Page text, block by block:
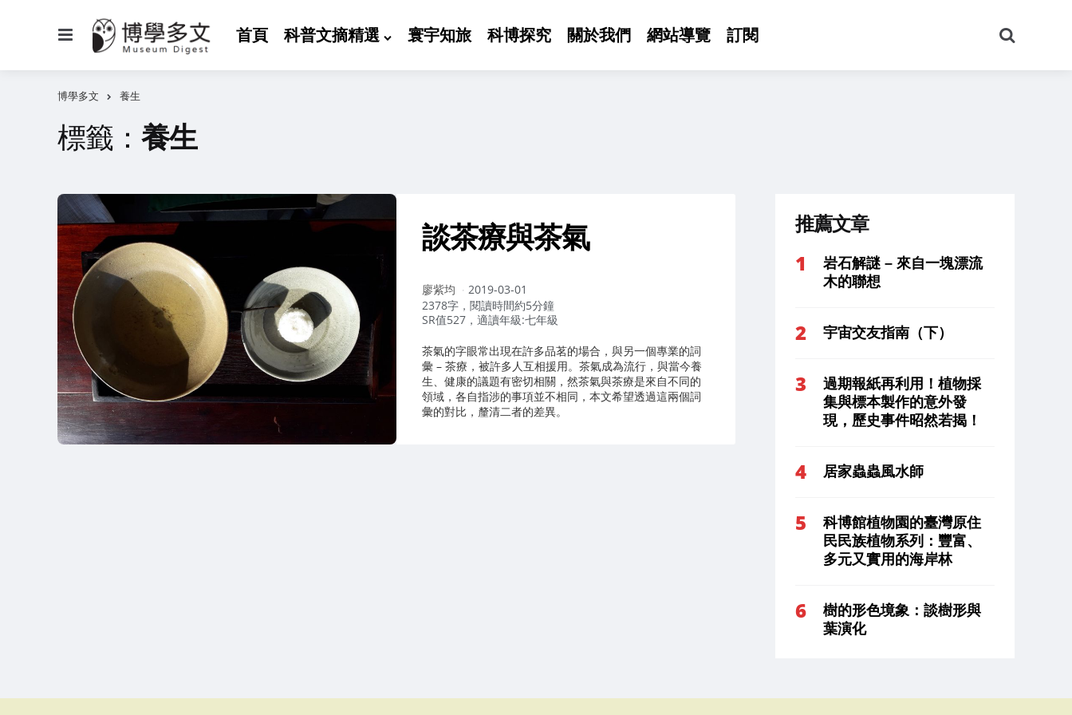
首頁 科普文摘精選 寰宇知旅 科博探究 關於我們 網站導覽 訂閱
尋
博學多文 養生
標籤： 養生
談茶療與茶氣
作
者：
廖紫均
2019-03-01
2378字，閱讀時間約5分鐘
SR值527，適讀年級:七年級
茶氣的字眼常出現在許多品茗的場合，與另一個專業的詞
彙 – 茶療，被許多人互相援用。茶氣成為流行，與當今養
生、健康的議題有密切相關，然茶氣與茶療是來自不同的
領域，各自指涉的事項並不相同，本文希望透過這兩個詞
彙的對比，釐清二者的差異。
推薦文章
岩石解謎 – 來自一塊漂流
木的聯想
宇宙交友指南（下）
過期報紙再利用！植物採
集與標本製作的意外發
現，歷史事件昭然若揭！
居家蟲蟲風水師
科博館植物園的臺灣原住
民民族植物系列：豐富、
多元又實用的海岸林
樹的形色境象：談樹形與
葉演化